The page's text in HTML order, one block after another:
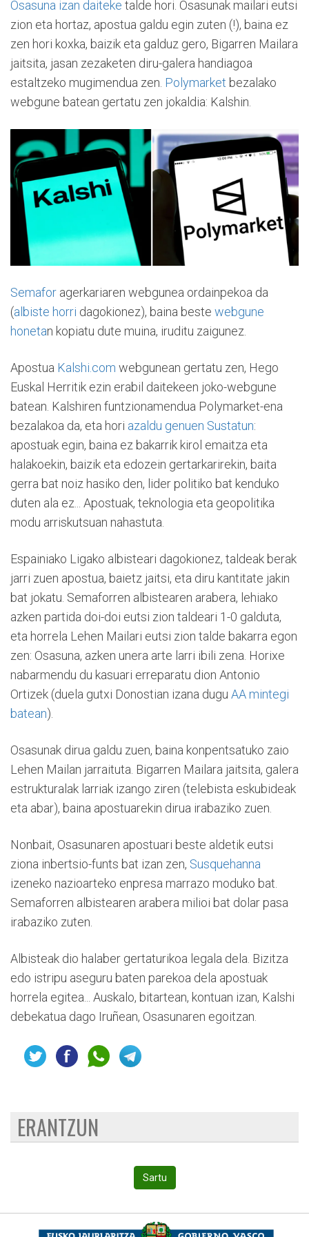
Osasuna izan daiteke talde hori. Osasunak mailari eutsi
zion eta hortaz, apostua galdu egin zuten (!), baina ez
zen hori koxka, baizik eta galduz gero, Bigarren Mailara
jaitsita, jasan zezaketen diru-galera handiagoa
estaltzeko mugimendua zen. Polymarket bezalako
webgune batean gertatu zen jokaldia: Kalshin.
Semafor agerkariaren webgunea ordainpekoa da
(albiste horri dagokionez), baina beste webgune
honetan kopiatu dute muina, iruditu zaigunez.
Apostua Kalshi.com webgunean gertatu zen, Hego
Euskal Herritik ezin erabil daitekeen joko-webgune
batean. Kalshiren funtzionamendua Polymarket-ena
bezalakoa da, eta hori azaldu genuen Sustatun:
apostuak egin, baina ez bakarrik kirol emaitza eta
halakoekin, baizik eta edozein gertarkarirekin, baita
gerra bat noiz hasiko den, lider politiko bat kenduko
duten ala ez... Apostuak, teknologia eta geopolitika
modu arriskutsuan nahastuta.
Espainiako Ligako albisteari dagokionez, taldeak berak
jarri zuen apostua, baietz jaitsi, eta diru kantitate jakin
bat jokatu. Semaforren albistearen arabera, lehiako
azken partida doi-doi eutsi zion taldeari 1-0 galduta,
eta horrela Lehen Mailari eutsi zion talde bakarra egon
zen: Osasuna, azken unera arte larri ibili zena. Horixe
nabarmendu du kasuari erreparatu dion Antonio
Ortizek (duela gutxi Donostian izana dugu AA mintegi
batean).
Osasunak dirua galdu zuen, baina konpentsatuko zaio
Lehen Mailan jarraituta. Bigarren Mailara jaitsita, galera
estrukturalak larriak izango ziren (telebista eskubideak
eta abar), baina apostuarekin dirua irabaziko zuen.
Nonbait, Osasunaren apostuari beste aldetik eutsi
ziona inbertsio-funts bat izan zen, Susquehanna
izeneko nazioarteko enpresa marrazo moduko bat.
Semaforren albistearen arabera milioi bat dolar pasa
irabaziko zuten.
Albisteak dio halaber gertaturikoa legala dela. Bizitza
edo istripu aseguru baten parekoa dela apostuak
horrela egitea... Auskalo, bitartean, kontuan izan, Kalshi
debekatua dago Iruñean, Osasunaren egoitzan.
ERANTZUN
Sartu